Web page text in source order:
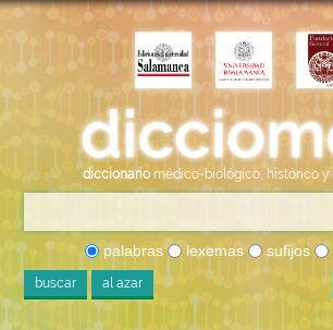
diccionario médico-biológico, histórico
palabras lexemas sufijos
buscar al azar